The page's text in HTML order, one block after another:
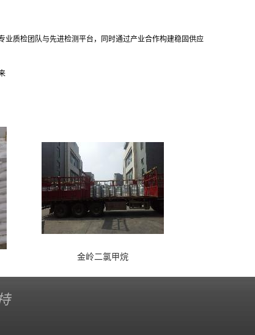
质检团队与先进检测平台，同时通过产业合作构建稳固供应
金岭二氯甲烷